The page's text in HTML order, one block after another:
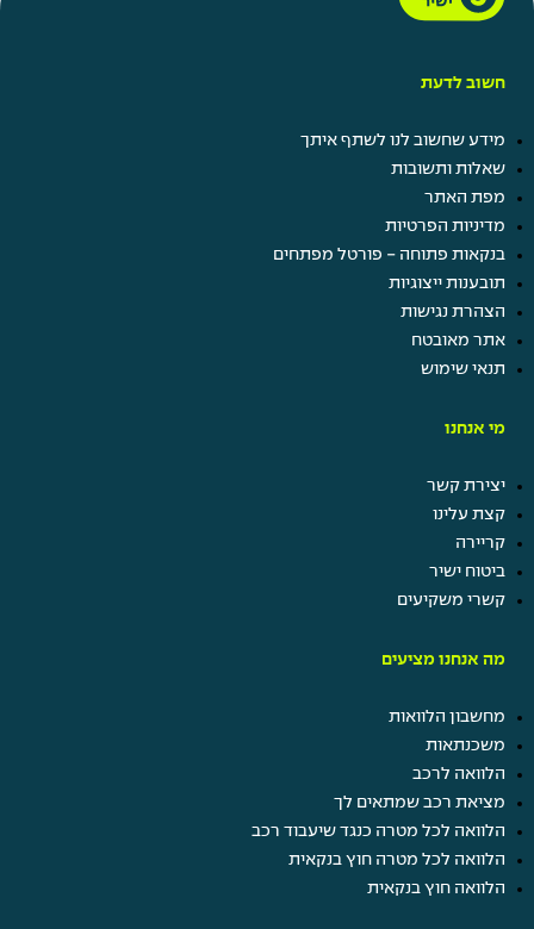
חשוב לדעת
מידע שחשוב לנו לשתף איתך
שאלות ותשובות
מפת האתר
מדיניות הפרטיות
בנקאות פתוחה - פורטל מפתחים
תובענות ייצוגיות
הצהרת נגישות
אתר מאובטח
תנאי שימוש
מי אנחנו
יצירת קשר
קצת עלינו
קריירה
ביטוח ישיר
קשרי משקיעים
מה אנחנו מציעים
מחשבון הלוואות
משכנתאות
הלוואה לרכב
מציאת רכב שמתאים לך
הלוואה לכל מטרה כנגד שיעבוד רכב
הלוואה לכל מטרה חוץ בנקאית
הלוואה חוץ בנקאית